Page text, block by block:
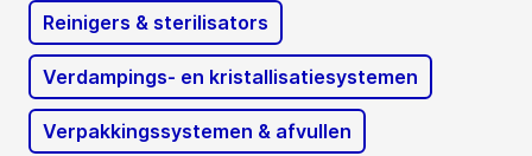
Reinigers & sterilisators
Verdampings- en kristallisatiesystemen
Verpakkingssystemen & afvullen